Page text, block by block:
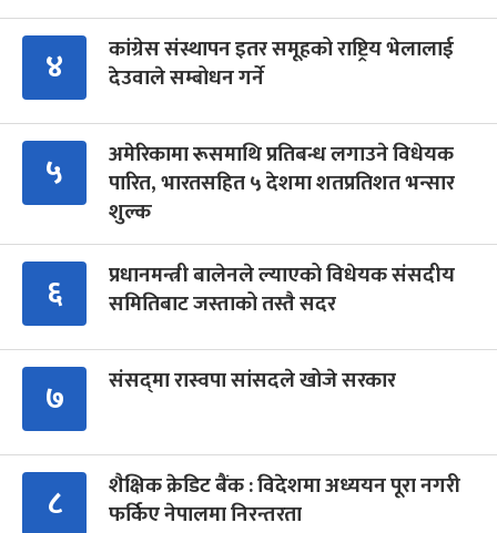
४
कांग्रेस संस्थापन इतर समूहको राष्ट्रिय भेलालाई
देउवाले सम्बोधन गर्ने
५
अमेरिकामा रूसमाथि प्रतिबन्ध लगाउने विधेयक
पारित, भारतसहित ५ देशमा शतप्रतिशत भन्सार
शुल्क
६
प्रधानमन्त्री बालेनले ल्याएको विधेयक संसदीय
समितिबाट जस्ताको तस्तै सदर
७ संसद्‍मा रास्वपा सांसदले खोजे सरकार
८
शैक्षिक क्रेडिट बैंक : विदेशमा अध्ययन पूरा नगरी
फर्किए नेपालमा निरन्तरता